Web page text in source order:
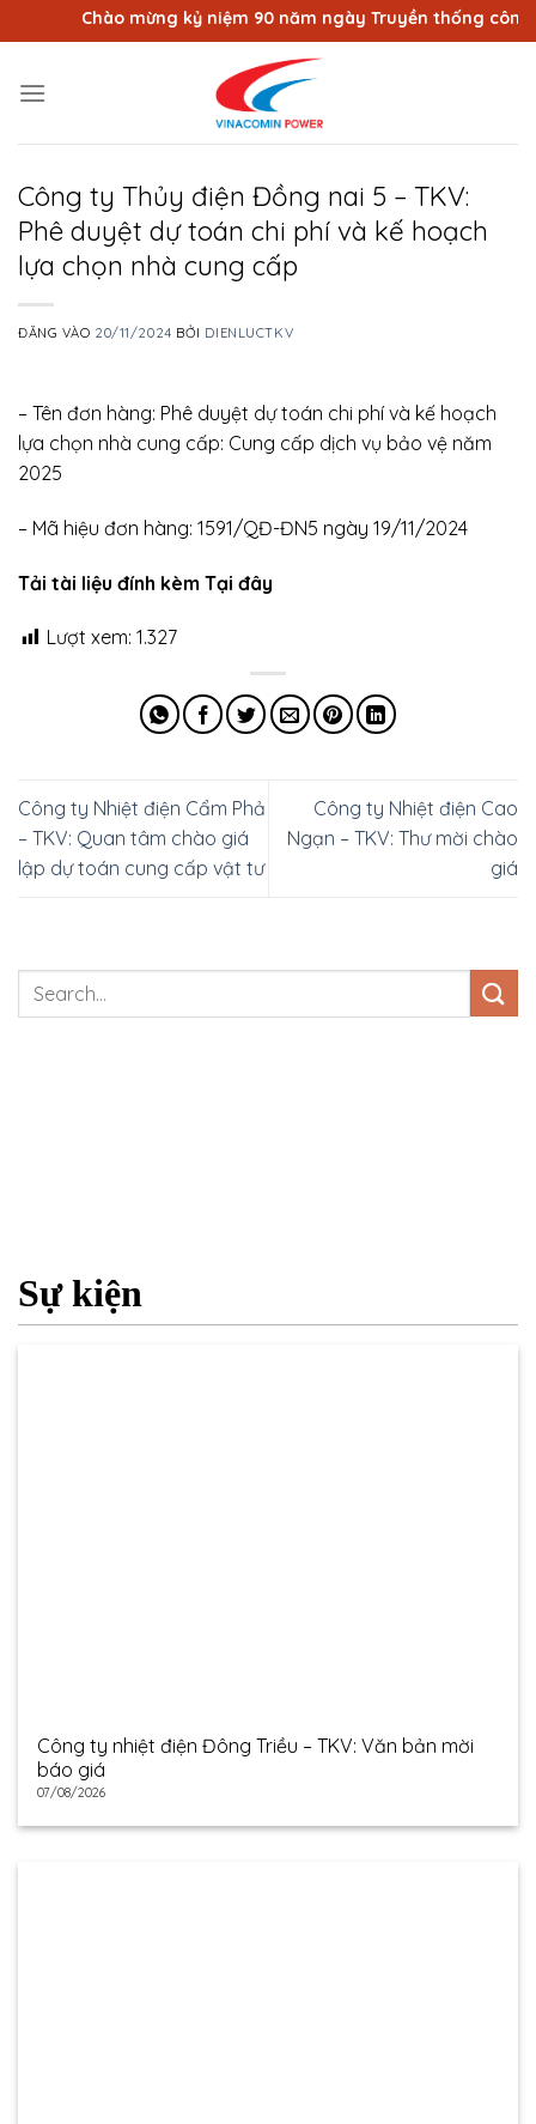
qua
dung
Chào mừng kỷ niệm 90 năm ngày Truyền thống công
Công ty Thủy điện Đồng nai 5 – TKV:
Phê duyệt dự toán chi phí và kế hoạch
lựa chọn nhà cung cấp
ĐĂNG VÀO 20/11/2024 BỞI DIENLUCTKV
– Tên đơn hàng: Phê duyệt dự toán chi phí và kế hoạch
lựa chọn nhà cung cấp: Cung cấp dịch vụ bảo vệ năm
2025
– Mã hiệu đơn hàng: 1591/QĐ-ĐN5 ngày 19/11/2024
Tải tài liệu đính kèm Tại đây
Lượt xem: 1.327
Công ty Nhiệt điện Cẩm Phả
– TKV: Quan tâm chào giá
lập dự toán cung cấp vật tư
Công ty Nhiệt điện Cao
Ngạn – TKV: Thư mời chào
giá
Sự kiện
Công ty nhiệt điện Đông Triều – TKV: Văn bản mời
báo giá
07/08/2026